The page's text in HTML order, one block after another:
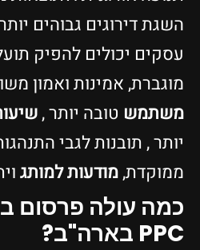
השגת דירוגים גבוהים
עסקים יכולים להפיק
מוגברת, אמינות ואמון
משתמש טובה יותר ,
יותר , תובנות לגבי
ממוקדת,מודעות למותג
PPC בארה"ב?